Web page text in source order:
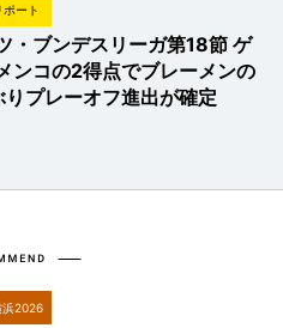
ート
・ブンデスリーガ第18節 ゲ
ンコの2得点でブレーメンの
りプレーオフ進出が確定
浜2026